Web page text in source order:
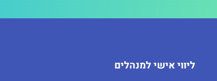
ליווי אישי למנהלים